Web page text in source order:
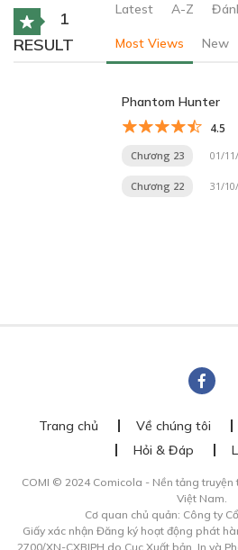
1
RESULT
Latest A-Z
Most Views New
Phantom Hunter
4.5
Chương 23 01/
Chương 22 31/
Trang chủ Về chúng tôi
Hỏi & Đáp
COMI © 2024 Comicola - Nền tảng
Việt Nam.
Cơ quan chủ quản: Công ty
Giấy xác nhận Đăng ký hoạt động phát
2700/XN-CXBIPH do Cục Xuất bản, In và